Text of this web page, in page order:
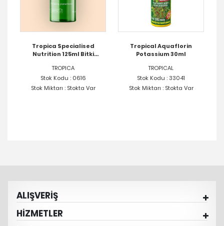
Tropica Specialised
Nutrition 125ml Bitki
TROPICA
Stok Kodu : 0616
Stok Miktarı : Stokta Var
Tropical Aquaflorin
Potassium 30ml
TROPICAL
Stok Kodu : 33041
Stok Miktarı : Stokta Var
ALIŞVERİŞ
HİZMETLER